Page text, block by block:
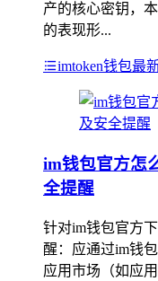
产的核心密钥，
的表现形...
imtoken钱包最
im钱包官方怎
全提醒
针对im钱包官方
醒：应通过im钱
应用市场（如应